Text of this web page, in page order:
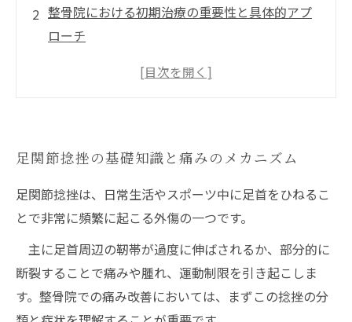
整骨院における初期治療の重要性と具体的アプ
ローチ
機能回復を促進する施術法とリハビリのポイン
ーチ
足関節捻挫の基礎知識と痛みのメカニズム
足関節捻挫は、日常生活やスポーツ中に足首をひねるこ
とで非常に頻繁に起こる外傷の一つです。
主に足首周辺の靭帯が過度に伸ばされるか、部分的に
断裂することで痛みや腫れ、運動制限を引き起こしま
す。整骨院での痛み改善においては、まずこの捻挫の分